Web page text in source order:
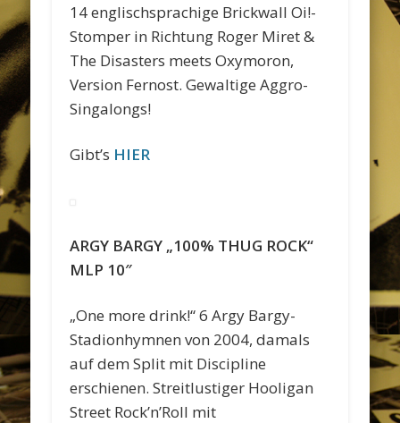
14 englischsprachige Brickwall Oi!-
Stomper in Richtung Roger Miret &
The Disasters meets Oxymoron,
Version Fernost. Gewaltige Aggro-
Singalongs!
Gibt’s HIER
ARGY BARGY „100% THUG ROCK“
MLP 10″
„One more drink!“ 6 Argy Bargy-
Stadionhymnen von 2004, damals
auf dem Split mit Discipline
erschienen. Streitlustiger Hooligan
Street Rock’n’Roll mit